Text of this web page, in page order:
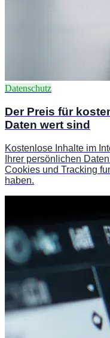
Datenschutz
Der Preis für
Daten wert sind
Kostenlose Inhalte im
Ihrer persönlichen
Cookies und Tracking
haben.